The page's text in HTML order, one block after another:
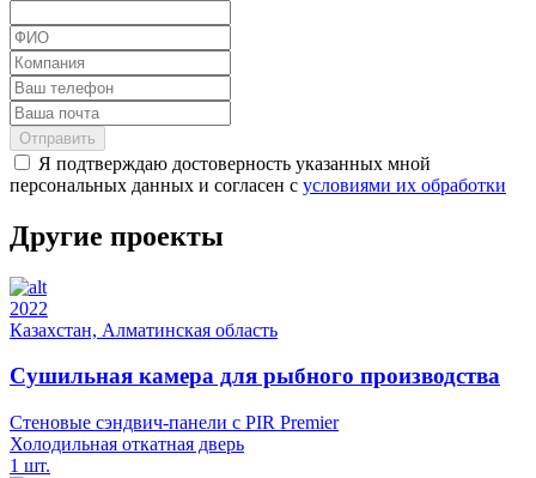
Отправить
Я подтверждаю достоверность указанных мной
персональных данных и согласен с условиями их обработки
Другие проекты
2022
Казахстан, Алматинская область
Сушильная камера для рыбного производства
Стеновые сэндвич-панели с PIR Premier
Холодильная откатная дверь
1 шт.